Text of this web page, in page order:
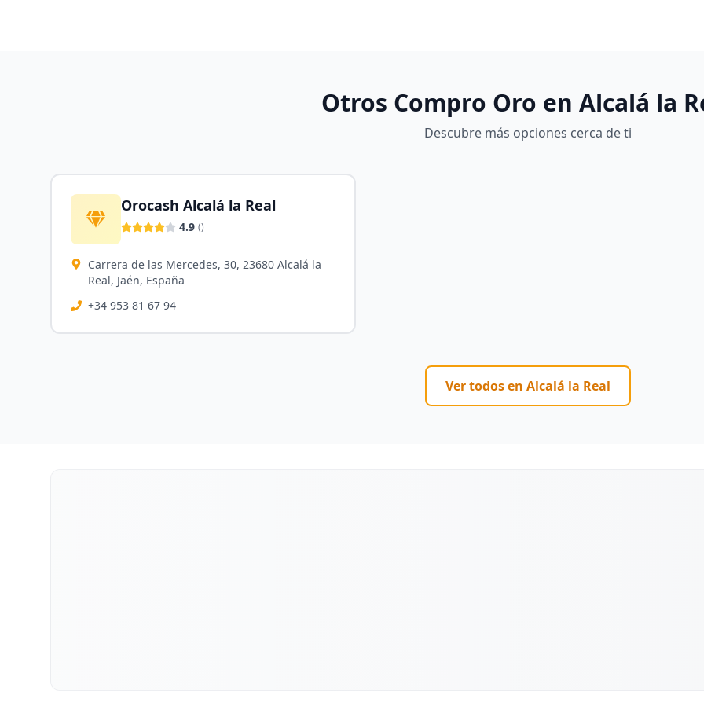
Otros Compro Oro en Alcalá la
Descubre más opciones cerca de ti
Orocash Alcalá la Real
4.9 ()
Carrera de las Mercedes, 30, 23680 Alcalá la
Real, Jaén, España
+34 953 81 67 94
Ver todos en Alcalá la Real